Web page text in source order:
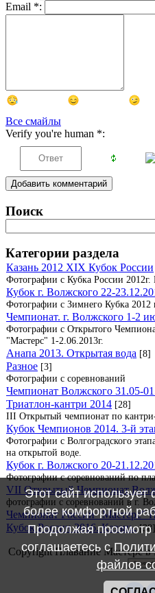
Email *:
Все смайлы
Verify you're human *:
Добавить комментарий
Поиск
Категории раздела
Казань 2012 XIX Кубок России
Фотографии с Кубка России 2012г.
Кубок г. Волжского 22-
Фотографии с Зимнего Кубка 2012
Чемпионат. г. Волжского 1-2
Фотографии с Открытого
"Мастерс" 1-2.06.2013г.
Анапа 2013. Открытая вода [8]
Разное [3]
Фотографии с соревнований
Чемпионат Волжского 31.05-
Триатлон-кантри 2014 [28]
III Открытый чемпионат по
Кубок Чемпионов 2014. 3-й
Фотографии с Волгоградского
на открытой воде.
Кубок г. Волжского 20-
Фотографии с соревнований по
VII Открытый Чемпионат
фотографии с соревнований в г.
Чемпионат России "Мастерс"
Кубок России 2016. Казань. [38]
Copyright Плавание Мастерс в
Этот сайт
более комфортной
Продолжая просмотр
соглашаетесь с
файлов